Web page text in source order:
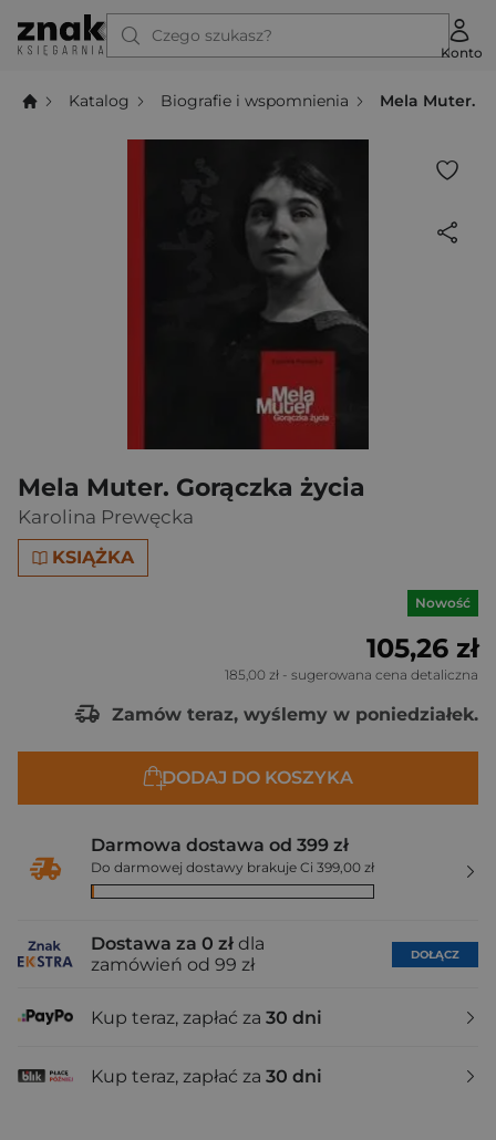
Czego szukasz?
Konto
Katalog Biografie i wspomnienia Mela Muter.
Mela Muter. Gorączka życia
Karolina Prewęcka
KSIĄŻKA
Nowość
105,26 zł
185,00 zł - sugerowana cena detaliczna
Zamów teraz, wyślemy w poniedziałek.
DODAJ DO KOSZYKA
Darmowa dostawa od 399 zł
Do darmowej dostawy brakuje Ci 399,00 zł
Dostawa za 0 zł dla
zamówień od 99 zł
DOŁĄCZ
Kup teraz, zapłać za 30 dni
Kup teraz, zapłać za 30 dni